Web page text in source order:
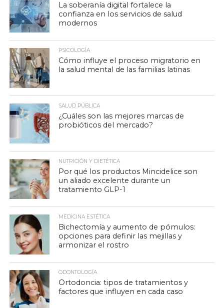
La soberanía digital fortalece la
confianza en los servicios de salud
modernos
PSICOLOGÍA
Cómo influye el proceso migratorio en
la salud mental de las familias latinas
SALUD PÚBLICA
¿Cuáles son las mejores marcas de
probióticos del mercado?
NUTRICIÓN Y DIETÉTICA
Por qué los productos Mincidelice son
un aliado excelente durante un
tratamiento GLP-1
MEDICINA ESTÉTICA
Bichectomía y aumento de pómulos:
opciones para definir las mejillas y
armonizar el rostro
ODONTOLOGÍA
Ortodoncia: tipos de tratamientos y
factores que influyen en cada caso